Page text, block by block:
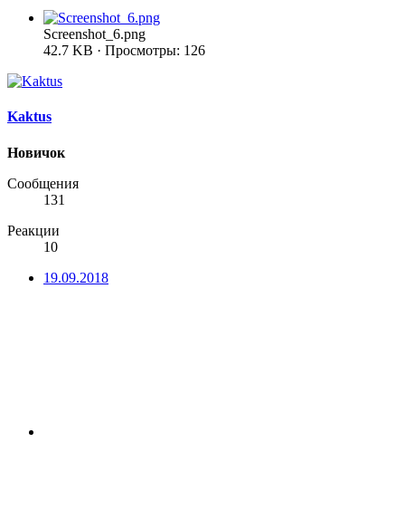
Screenshot_6.png
42.7 KB · Просмотры: 126
Kaktus
Новичок
Сообщения
131
Реакции
10
19.09.2018